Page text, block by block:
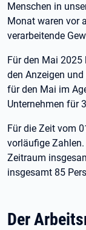
Menschen in
Monat waren vor
verarbeitende
Für den Mai
den Anzeigen
für den Mai im
Unternehmen für
Für die Zeit vom
vorläufige
Zeitraum
insgesamt 85
Der